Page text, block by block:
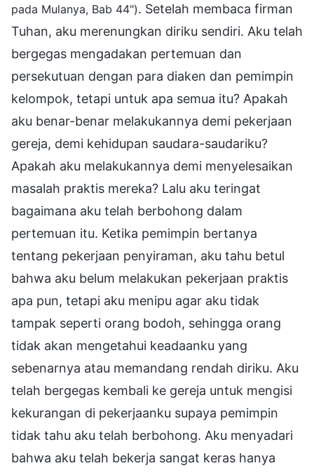
pada Mulanya, Bab 44"). Setelah membaca firman
Tuhan, aku merenungkan diriku sendiri. Aku telah
bergegas mengadakan pertemuan dan
persekutuan dengan para diaken dan pemimpin
kelompok, tetapi untuk apa semua itu? Apakah
aku benar-benar melakukannya demi pekerjaan
gereja, demi kehidupan saudara-saudariku?
Apakah aku melakukannya demi menyelesaikan
masalah praktis mereka? Lalu aku teringat
bagaimana aku telah berbohong dalam
pertemuan itu. Ketika pemimpin bertanya
tentang pekerjaan penyiraman, aku tahu betul
bahwa aku belum melakukan pekerjaan praktis
apa pun, tetapi aku menipu agar aku tidak
tampak seperti orang bodoh, sehingga orang
tidak akan mengetahui keadaanku yang
sebenarnya atau memandang rendah diriku. Aku
telah bergegas kembali ke gereja untuk mengisi
kekurangan di pekerjaanku supaya pemimpin
tidak tahu aku telah berbohong. Aku menyadari
bahwa aku telah bekerja sangat keras hanya